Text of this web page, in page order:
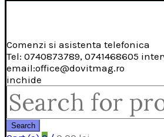
Comenzi si asistenta telefonica
Tel: 0740873789, 0741468605
email:office@dovitmag.ro
inchide
Search
for:
Search